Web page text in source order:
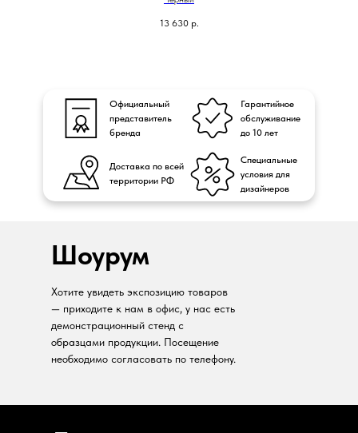
13 630 р.
Официальный
представитель
бренда
Доставка по всей
территории РФ
Гарантийное
обслуживание
до 10 лет
Специальные
условия для
дизайнеров
Шоурум
Хотите увидеть экспозицию товаров
— приходите к нам в офис, у нас есть
демонстрационный стенд с
образцами продукции. Посещение
необходимо согласовать по телефону.